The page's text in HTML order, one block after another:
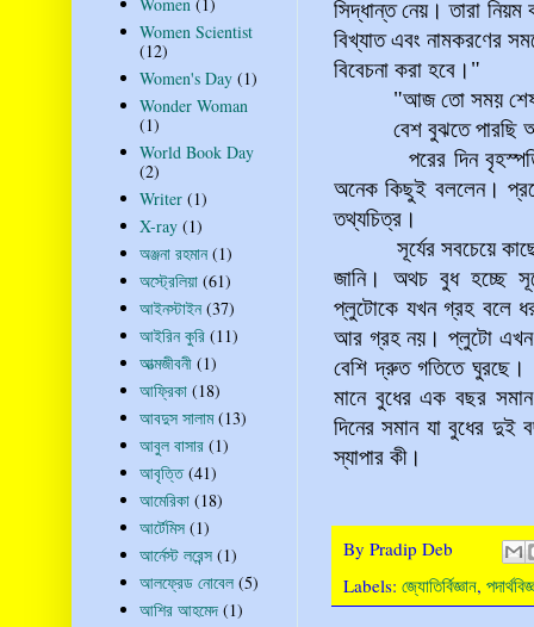
সিদ্ধান্ত নেয়। তারা নিয়ম
বিখ্যাত এবং নামকরণের
বিবেচনা করা হবে।"
"আজ তো সময় শেষ।
বেশ বুঝতে পারছি
পরের দিন
অনেক কিছুই বললেন।
তথ্যচিত্র।
সূর্যের সবচেয়ে
জানি। অথচ বুধ হচ্ছে
প্লুটোকে যখন গ্রহ বলে
আর গ্রহ নয়। প্লুটো এখন
বেশি দ্রুত গতিতে ঘুরছে।
মানে বুধের এক বছর
দিনের সমান যা বুধের দুই
স্যাপার কী।
By Pradip Deb
Labels: জ্যোতির্বিজ্ঞান,
Women Scientist
(12)
Women's Day (1)
Wonder Woman
(1)
World Book Day
(2)
Writer (1)
X-ray (1)
অঞ্জনা রহমান (1)
অস্ট্রেলিয়া (61)
আইনস্টাইন (37)
আইরিন কুরি (11)
আত্মজীবনী (1)
আফ্রিকা (18)
আবদুস সালাম (13)
আবুল বাসার (1)
আবৃত্তি (41)
আমেরিকা (18)
আর্টেমিস (1)
আর্নেস্ট লরেন্স (1)
আলফ্রেড নোবেল (5)
আশির আহমেদ (1)